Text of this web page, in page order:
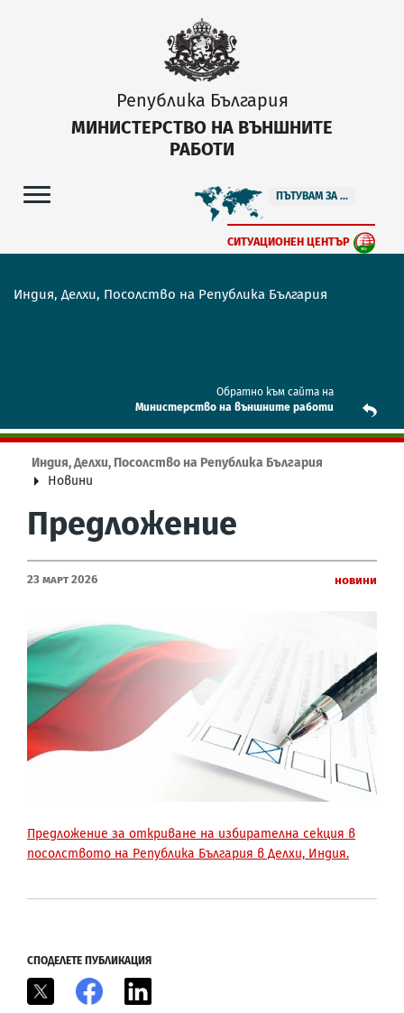
Република България
МИНИСТЕРСТВО НА ВЪНШНИТЕ
РАБОТИ
ПЪТУВАМ ЗА ...
СИТУАЦИОНЕН ЦЕНТЪР
Индия, Делхи, Посолство на Република България
Обратно към сайта на
Mинистерство на външните работи
Индия, Делхи, Посолство на Република България
Новини
Предложение
23 Март 2026 Новини
Предложение за откриване на избирателна секция в
посолството на Република България в Делхи, Индия.
СПОДЕЛЕТЕ ПУБЛИКАЦИЯ
Facebook